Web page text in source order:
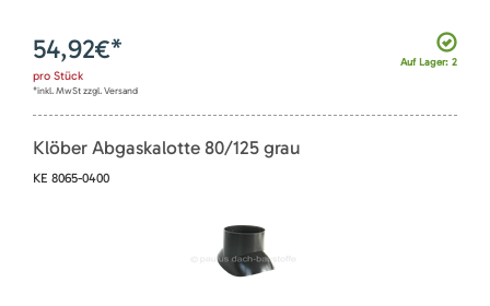
Auf Lager: 2
54,92€*
pro Stück
*inkl. MwSt zzgl. Versand
Klöber Abgaskalotte 80/125 grau
KE 8065-0400